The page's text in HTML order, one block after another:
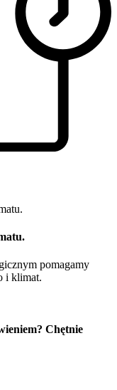
pomagamy
i klimat.
Chętnie